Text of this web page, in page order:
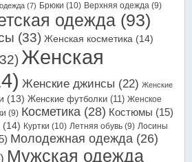
(7) Брюки (10) Верхняя одежда (9)
одежда (93)
(33) Женская косметика (14)
Женская
Женские джинсы (22) Женские
(13) Женские футболки (11) Женское
(9) Косметика (28) Костюмы (15)
(14) Куртки (10) Летняя обувь (9) Лосины
Молодежная одежда (26)
Мужская одежда